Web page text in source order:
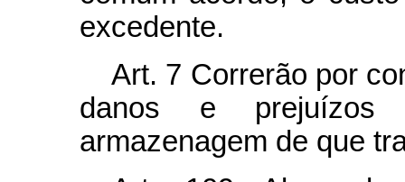
excedente.
Art. 7 Correrão por
danos e
armazenagem de que